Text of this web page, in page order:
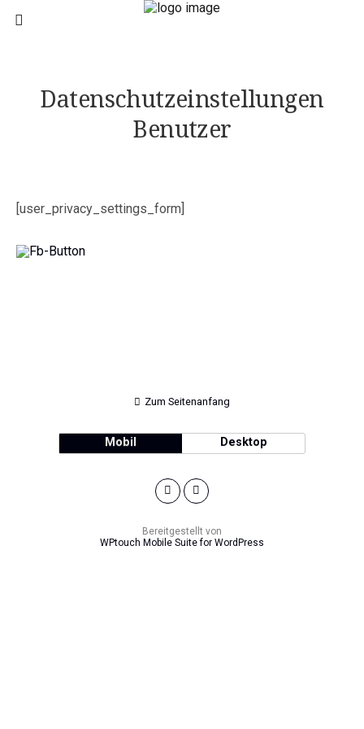
Datenschutzeinstellungen
Benutzer
[user_privacy_settings_form]
Zum Seitenanfang
Mobil Desktop
Bereitgestellt von
WPtouch Mobile Suite for WordPress